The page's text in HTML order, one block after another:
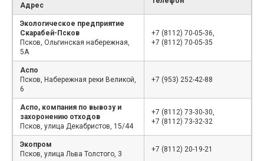
Адрес
Экологическое предприятие
Скарабей-Псков
Псков, Ольгинская набережная,
5А
+7 (8112) 70-05-36,
+7 (8112) 70-05-35
Аспо
Псков, Набережная реки Великой,
6
+7 (953) 252-42-88
Аспо, компания по вывозу и
захоронению отходов
Псков, улица Декабристов, 15/44
+7 (8112) 73-30-30,
+7 (8112) 73-32-32
Экопром
Псков, улица Льва Толстого, 3
+7 (8112) 20-19-21